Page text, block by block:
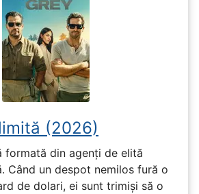
(2026)
formată din agenți de elită
Când un despot nemilos fură o
de dolari, ei sunt trimiși să o